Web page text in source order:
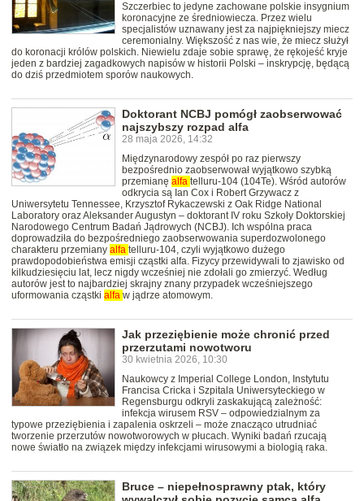
Szczerbiec to jedyne zachowane polskie insygnium
koronacyjne ze średniowiecza. Przez wielu
specjalistów uznawany jest za najpiękniejszy miecz
ceremonialny. Większość z nas wie, że miecz służył
do koronacji królów polskich. Niewielu zdaje sobie sprawę, że rękojeść kryje
jeden z bardziej zagadkowych napisów w historii Polski – inskrypcję, będącą
do dziś przedmiotem sporów naukowych.
Doktorant NCBJ pomógł zaobserwować
najszybszy rozpad alfa
28 maja 2026, 14:32
Międzynarodowy zespół po raz pierwszy
bezpośrednio zaobserwował wyjątkowo szybką
przemianę alfa telluru-104 (104Te). Wśród autorów
odkrycia są Ian Cox i Robert Grzywacz z
Uniwersytetu Tennessee, Krzysztof Rykaczewski z Oak Ridge National
Laboratory oraz Aleksander Augustyn – doktorant IV roku Szkoły Doktorskiej
Narodowego Centrum Badań Jądrowych (NCBJ). Ich wspólna praca
doprowadziła do bezpośredniego zaobserwowania superdozwolonego
charakteru przemiany alfa telluru-104, czyli wyjątkowo dużego
prawdopodobieństwa emisji cząstki alfa. Fizycy przewidywali to zjawisko od
kilkudziesięciu lat, lecz nigdy wcześniej nie zdołali go zmierzyć. Według
autorów jest to najbardziej skrajny znany przypadek wcześniejszego
uformowania cząstki alfa w jądrze atomowym.
Jak przeziębienie może chronić przed
przerzutami nowotworu
30 kwietnia 2026, 10:30
Naukowcy z Imperial College London, Instytutu
Francisa Cricka i Szpitala Uniwersyteckiego w
Regensburgu odkryli zaskakującą zależność:
infekcja wirusem RSV – odpowiedzialnym za
typowe przeziębienia i zapalenia oskrzeli – może znacząco utrudniać
tworzenie przerzutów nowotworowych w płucach. Wyniki badań rzucają
nowe światło na związek między infekcjami wirusowymi a biologią raka.
Bruce – niepełnosprawny ptak, który